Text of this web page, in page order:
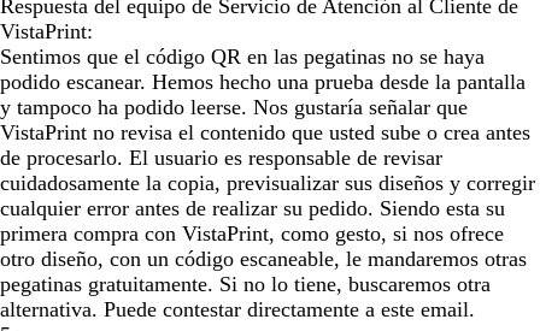
Respuesta del equipo de Servicio de Atención al Cliente de
VistaPrint:
Sentimos que el código QR en las pegatinas no se haya
podido escanear. Hemos hecho una prueba desde la pantalla
y tampoco ha podido leerse. Nos gustaría señalar que
VistaPrint no revisa el contenido que usted sube o crea antes
de procesarlo. El usuario es responsable de revisar
cuidadosamente la copia, previsualizar sus diseños y corregir
cualquier error antes de realizar su pedido. Siendo esta su
primera compra con VistaPrint, como gesto, si nos ofrece
otro diseño, con un código escaneable, le mandaremos otras
pegatinas gratuitamente. Si no lo tiene, buscaremos otra
alternativa. Puede contestar directamente a este email.